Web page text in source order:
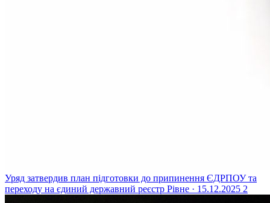
Уряд затвердив план підготовки до припинення ЄДРПОУ та
переходу на єдиний державний реєстр Рівне · 15.12.2025 2